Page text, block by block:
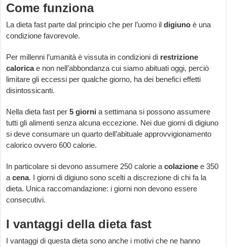
Come funziona
La dieta fast parte dal principio che per l’uomo ildigiuno è una
condizione favorevole.
Per millenni l’umanità è vissuta in condizioni di restrizione
caloricae non nell’abbondanza cui siamo abituati oggi, perciò
limitare gli eccessi per qualche giorno, ha dei benefici effetti
disintossicanti.
Nella dieta fast per5 giorni a settimana si possono assumere
tutti gli alimenti senza alcuna eccezione. Nei due giorni di digiuno
si deve consumare un quarto dell’abituale approvvigionamento
calorico ovvero 600 calorie.
In particolare si devono assumere 250 calorie acolazione e 350
a cena. I giorni di digiuno sono scelti a discrezione di chi fa la
dieta. Unica raccomandazione: i giorni non devono essere
consecutivi.
I vantaggi della dieta fast
I vantaggi di questa dieta sono anche i motivi che ne hanno